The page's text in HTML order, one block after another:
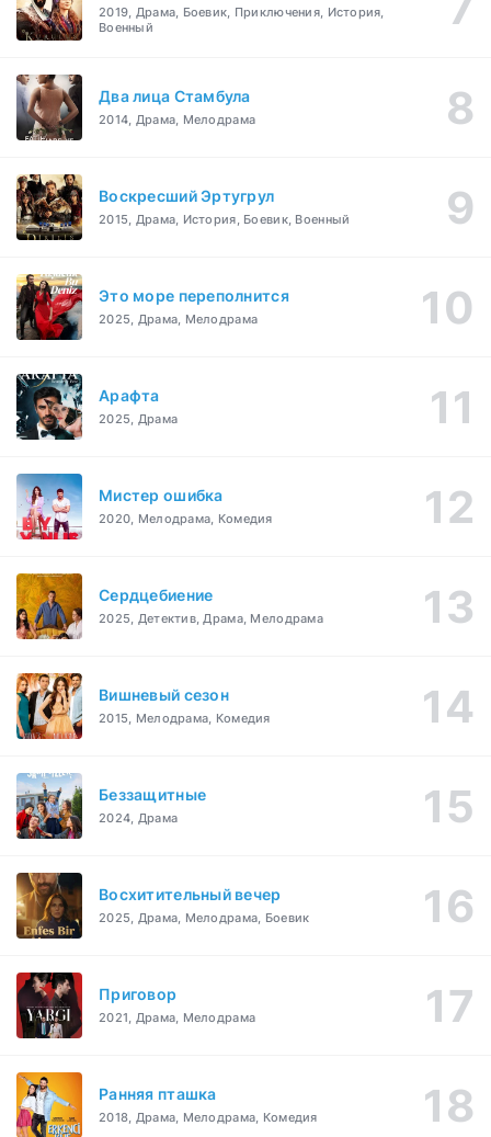
2019, Драма, Боевик, Приключения, История,
Военный
Два лица Стамбула
2014, Драма, Мелодрама
Воскресший Эртугрул
2015, Драма, История, Боевик, Военный
Это море переполнится
2025, Драма, Мелодрама
Арафта
2025, Драма
Мистер ошибка
2020, Мелодрама, Комедия
Сердцебиение
2025, Детектив, Драма, Мелодрама
Вишневый сезон
2015, Мелодрама, Комедия
Беззащитные
2024, Драма
Восхитительный вечер
2025, Драма, Мелодрама, Боевик
Приговор
2021, Драма, Мелодрама
Ранняя пташка
2018, Драма, Мелодрама, Комедия